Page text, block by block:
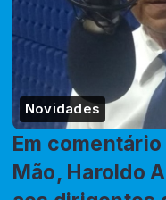
Novidades
Em
Mão, Haroldo